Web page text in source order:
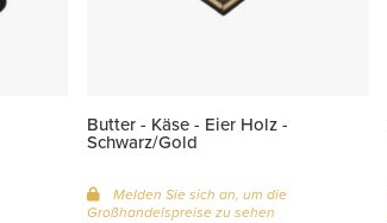
Butter - Käse - Eier Holz -
Schwarz/Gold
Melden Sie sich an, um die
Großhandelspreise zu sehen